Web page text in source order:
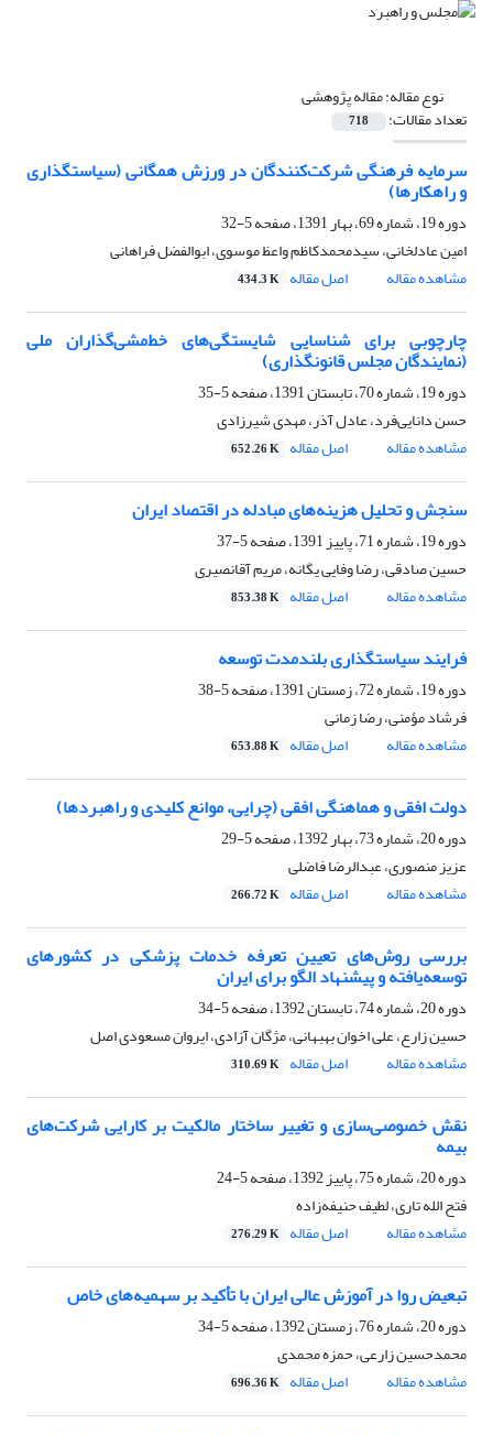
نوع مقاله:مقاله پژوهشی
تعداد مقالات: 718
سرمایه فرهنگی شرکت‌کنندگان در ورزش همگانی (سیاستگذاری
و راهکارها)
دوره 19، شماره 69، بهار 1391، صفحه
5-32
امین عادلخانی، سیدمحمدکاظم واعظ موسوی، ابوالفضل فراهانی
مشاهده مقاله
اصل مقاله 434.3 K
چارچوبی برای شناسایی شایستگی‌های خط‌مشی‌گذاران ملی
(نمایندگان مجلس قانونگذاری)
دوره 19، شماره 70، تابستان 1391، صفحه
5-35
حسن دانایی‌فرد، عادل آذر، مهدی شیرزادی
مشاهده مقاله
اصل مقاله 652.26 K
سنجش و تحلیل هزینه‌های مبادله در اقتصاد ایران
دوره 19، شماره 71، پاییز 1391، صفحه
5-37
حسین صادقی، رضا وفایی یگانه، مریم آقانصیری
مشاهده مقاله
اصل مقاله 853.38 K
فرایند سیاستگذاری بلندمدت توسعه
دوره 19، شماره 72، زمستان 1391، صفحه
5-38
فرشاد مؤمنی، رضا زمانی
مشاهده مقاله
اصل مقاله 653.88 K
دولت افقی و هماهنگی افقی (چرایی، موانع کلیدی و راهبردها)
دوره 20، شماره 73، بهار 1392، صفحه
5-29
عزیز منصوری، عبدالرضا فاضلی
مشاهده مقاله
اصل مقاله 266.72 K
بررسی روش‌های تعیین تعرفه خدمات پزشکی در کشورهای
توسعه‌یافته و پیشنهاد الگو برای ایران
دوره 20، شماره 74، تابستان 1392، صفحه
5-34
حسین زارع، علی اخوان بهبهانی، مژگان آزادی، ایروان مسعودی اصل
مشاهده مقاله
اصل مقاله 310.69 K
نقش خصوصی‌سازی و تغییر ساختار مالکیت بر کارایی شرکت‌های
بیمه
دوره 20، شماره 75، پاییز 1392، صفحه
5-24
فتح الله تاری، لطیف حنیفه‌زاده
مشاهده مقاله
اصل مقاله 276.29 K
تبعیض روا در آموزش عالی ایران با تأکید بر سهمیه‌های خاص
دوره 20، شماره 76، زمستان 1392، صفحه
5-34
محمدحسین زارعی، حمزه محمدی
مشاهده مقاله
اصل مقاله 696.36 K